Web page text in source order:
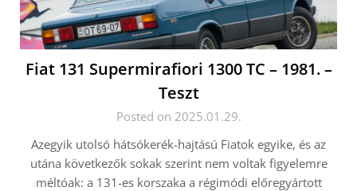
Fiat 131 Supermirafiori 1300 TC – 1981. –
Teszt
Posted on 2025.01.29.
Azegyik utolsó hátsókerék-hajtású Fiatok egyike, és az
utána következők sokak szerint nem voltak figyelemre
méltóak: a 131-es korszaka a régimódi előregyártott